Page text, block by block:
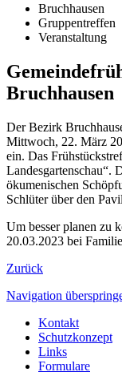
Bruchhausen
Gruppentreffen
Veranstaltung
Bruchhausen
Der Bezirk
Mittwoch, 22. März
ein. Das
Landesgartenschau“.
ökumenischen
Schlüter über den
Um besser planen zu
20.03.2023 bei
Zurück
Navigation
Kontakt
Schutzkonzept
Links
Formulare